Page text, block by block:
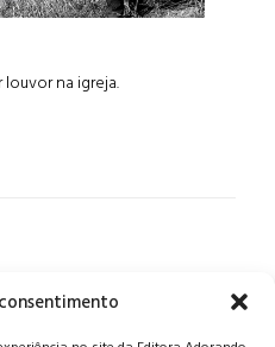
na igreja.
– 7º Andar - Portaria 04, Vila da